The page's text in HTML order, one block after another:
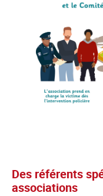
Des référents
associations